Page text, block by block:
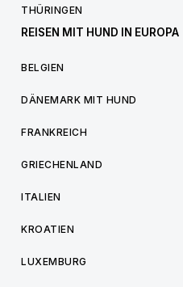
THÜRINGEN
REISEN MIT HUND IN EUROPA
BELGIEN
DÄNEMARK MIT HUND
FRANKREICH
GRIECHENLAND
ITALIEN
KROATIEN
LUXEMBURG